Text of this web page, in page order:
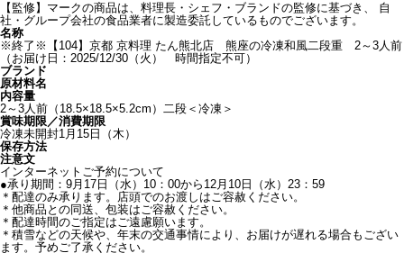
【監修】マークの商品は、料理長・シェフ・ブランドの監修に基づき、 自
社・グループ会社の食品業者に製造委託しているものでございます。
名称
※終了※【104】京都 京料理 たん熊北店 熊座の冷凍和風二段重 2～3人前
（お届け日：2025/12/30（火） 時間指定不可）
ブランド
原材料名
内容量
2～3人前（18.5×18.5×5.2cm）二段＜冷凍＞
賞味期限／消費期限
冷凍未開封1月15日（木）
保存方法
注意文
インターネットご予約について
●承り期間：9月17日（水）10：00から12月10日（水）23：59
＊配達のみ承ります。店頭でのお渡しはご容赦ください。
＊他商品との同送、包装はご容赦ください。
＊配達時間のご指定はご遠慮願います。
＊積雪などの天候や、年末の交通事情により、お届けが遅れる場合もござい
ます。予めご了承ください。